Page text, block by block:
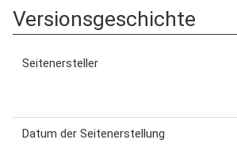
Versionsgeschichte
Seitenersteller
Datum der Seitenerstellung